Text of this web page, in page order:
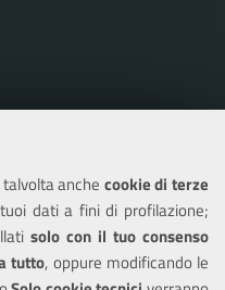
anche cookie di terze
dati a fini di profilazione;
solo con il tuo consenso
tutto, oppure modificando le